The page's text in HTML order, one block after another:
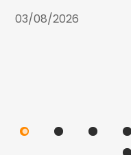
03/08/2026